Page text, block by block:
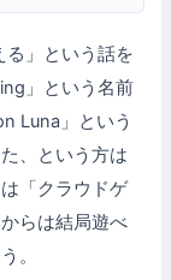
る」という話を
」という名前
Luna」という
、という方は
「クラウドゲ
らは結局遊べ
。